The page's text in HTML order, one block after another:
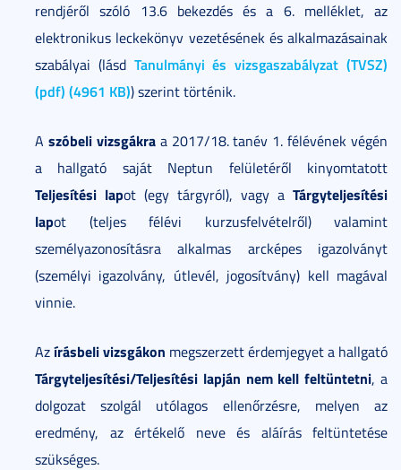
rendjéről szóló 13.6 bekezdés és a 6. melléklet, az
elektronikus leckekönyv vezetésének és alkalmazásainak
szabályai (lásd Tanulmányi és vizsgaszabályzat (TVSZ)
(pdf) (4961 KB)) szerint történik.
A szóbeli vizsgákraa 2017/18. tanév 1. félévének végén
a hallgató saját Neptun felületéről kinyomtatott
Teljesítési lapot (egy tárgyról), vagy a Tárgyteljesítési
lapot (teljes félévi kurzusfelvételről) valamint
személyazonosításra alkalmas arcképes igazolványt
(személyi igazolvány, útlevél, jogosítvány) kell magával
vinnie.
Azírásbeli vizsgákon megszerzett érdemjegyet a hallgató
Tárgyteljesítési/Teljesítési lapján nem kell feltüntetni, a
dolgozat szolgál utólagos ellenőrzésre, melyen az
eredmény, az értékelő neve és aláírás feltüntetése
szükséges.